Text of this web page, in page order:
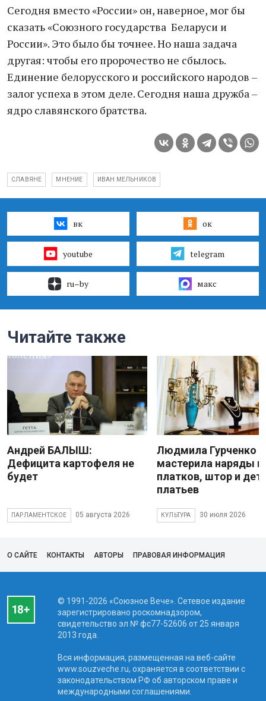
Сегодня вместо «России» он, наверное, мог бы
сказать «Союзного государства Беларуси и
России». Это было бы точнее. Но наша задача
другая: чтобы его пророчество не сбылось.
Единение белорусского и российского народов –
залог успеха в этом деле. Сегодня наша дружба –
ядро славянского братства.
СЛАВЯНЕ МНЕНИЕ ИВАН МЕЛЬНИКОВ
вк ок
youtube telegram
ru–by макс
Читайте также
Андрей БАЛЫШ:
Дефицита картофеля не
будет
ПАРЛАМЕНТСКОЕ 05 августа 2026
Людмила Гурченко
мастерила наряды
платков, штор и
платьев
КУЛЬТУРА 30 июля 2026
О САЙТЕ КОНТАКТЫ АВТОРЫ ПРАВОВАЯ ИНФОРМАЦИЯ
© 1991-2026 «Союзное Вече». Сетевое издание
зарегистрировано роскомнадзором,
свидетельство эл № фc77-52606 от 25 января
2013 года.
Вся информация, размещенная на веб-сайте
www.souzveche.ru, охраняется в соответствии с
законодательством РФ об авторском праве и
международными соглашениями.